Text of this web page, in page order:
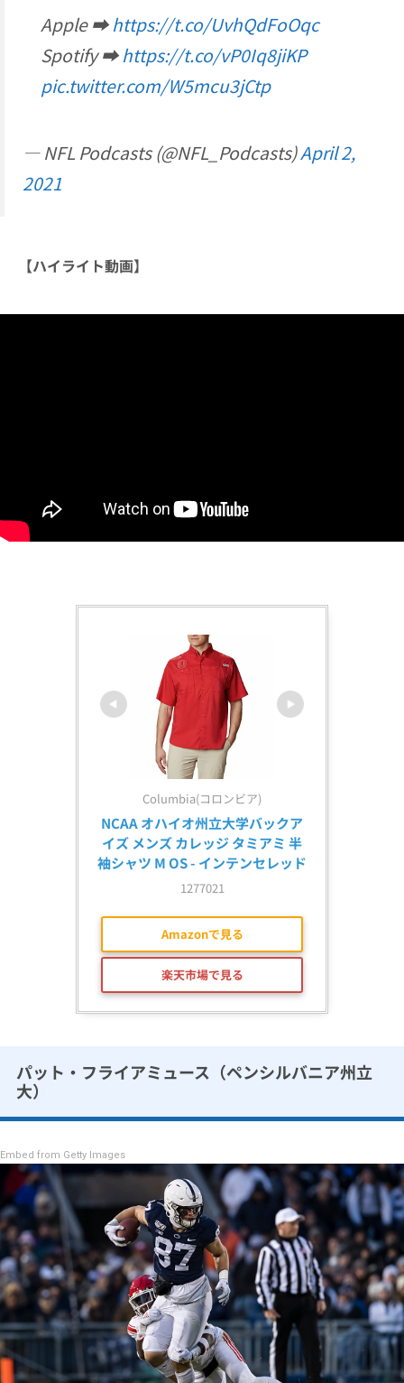
Apple ➡️https://t.co/UvhQdFoOqc
Spotify ➡️https://t.co/vP0Iq8jiKP
pic.twitter.com/W5mcu3jCtp
— NFL Podcasts (@NFL_Podcasts)April 2,
2021
【ハイライト動画】
Columbia(コロンビア)
NCAA オハイオ州立大学バックア
イズ メンズ カレッジ タミアミ 半
袖シャツ M OS - インテンセレッド
1277021
Amazonで見る
楽天市場で見る
パット・フライアミュース（ペンシルバニア州立
大）
Embed from Getty Images